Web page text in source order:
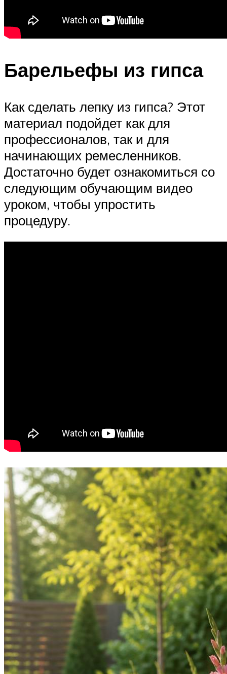
Барельефы из гипса
Как сделать лепку из гипса? Этот
материал подойдет как для
профессионалов, так и для
начинающих ремесленников.
Достаточно будет ознакомиться со
следующим обучающим видео
уроком, чтобы упростить
процедуру.